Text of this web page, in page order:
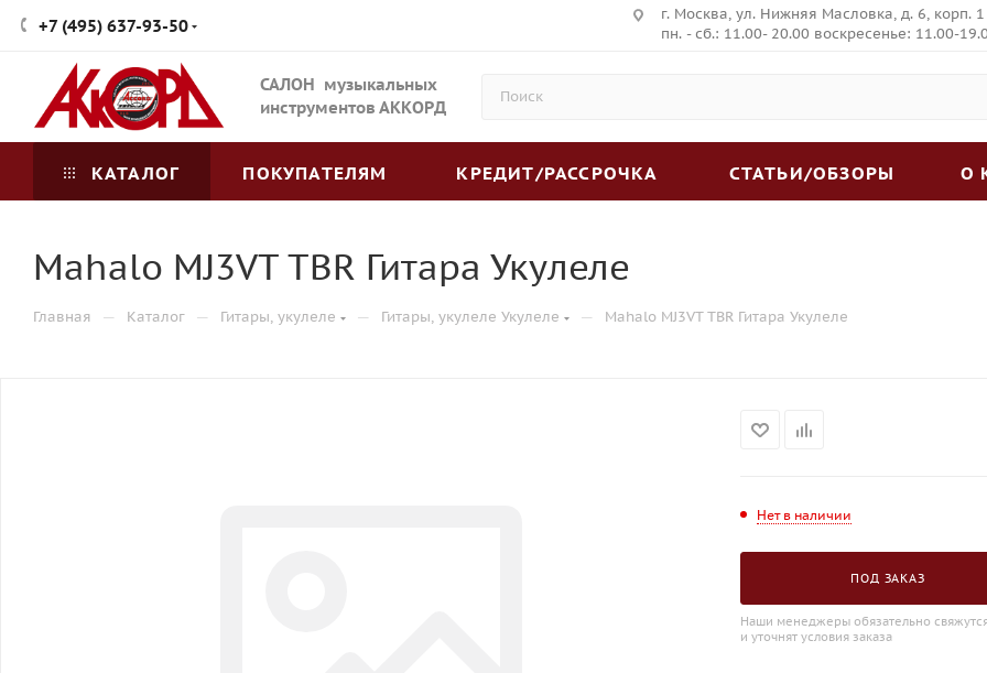
+7 (495) 637-93-50
г. Москва, ул. Нижняя Масловка, д. 6, корп. 1
пн. - сб.: 11.00- 20.00 воскресенье: 11.00-
САЛОН музыкальных
инструментов АККОРД
КАТАЛОГ ПОКУПАТЕЛЯМ КРЕДИТ/РАССРОЧКА СТАТЬИ/ОБЗОРЫ О
Mahalo MJ3VT TBR Гитара Укулеле
Главная — Каталог — Гитары, укулеле — Гитары, укулеле Укулеле — Mahalo MJ3VT TBR Гитара Укулеле
Нет в наличии
ПОД ЗАКАЗ
Наши менеджеры обязательно
и уточнят условия заказа